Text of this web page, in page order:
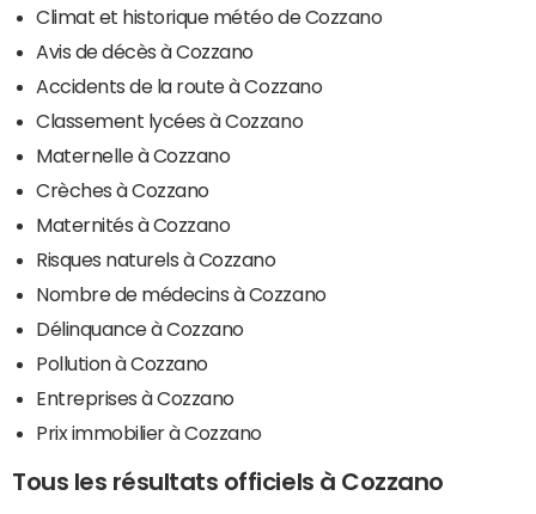
Climat et historique météo de Cozzano
Avis de décès à Cozzano
Accidents de la route à Cozzano
Classement lycées à Cozzano
Maternelle à Cozzano
Crèches à Cozzano
Maternités à Cozzano
Risques naturels à Cozzano
Nombre de médecins à Cozzano
Délinquance à Cozzano
Pollution à Cozzano
Entreprises à Cozzano
Prix immobilier à Cozzano
Tous les résultats officiels à Cozzano